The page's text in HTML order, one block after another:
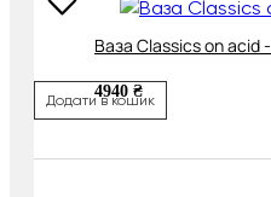
Ваза Classics on acid
4940 ₴
Додати в кошик